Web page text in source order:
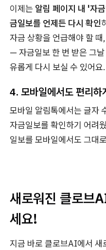
이제는 알림 페이지 내 '자
금일보를 언제든 다시 확인
자금 상황을 언급해야 할
— 자금일보 한 번 받은 그
유롭게 다시 보실 수 있어요.
4. 모바일에서도 편리하
모바일 알림톡에서는 글자
자금일보를 확인하기 어려
일보를 모바일에서도 그대
새로워진 클로브
세요!
지금 바로 클로브AI에서 새